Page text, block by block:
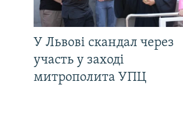
У Львові скандал через
участь у заході
митрополита УПЦ